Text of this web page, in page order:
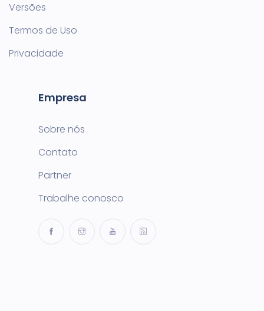
Versões
Termos de Uso
Privacidade
Empresa
Sobre nós
Contato
Partner
Trabalhe conosco